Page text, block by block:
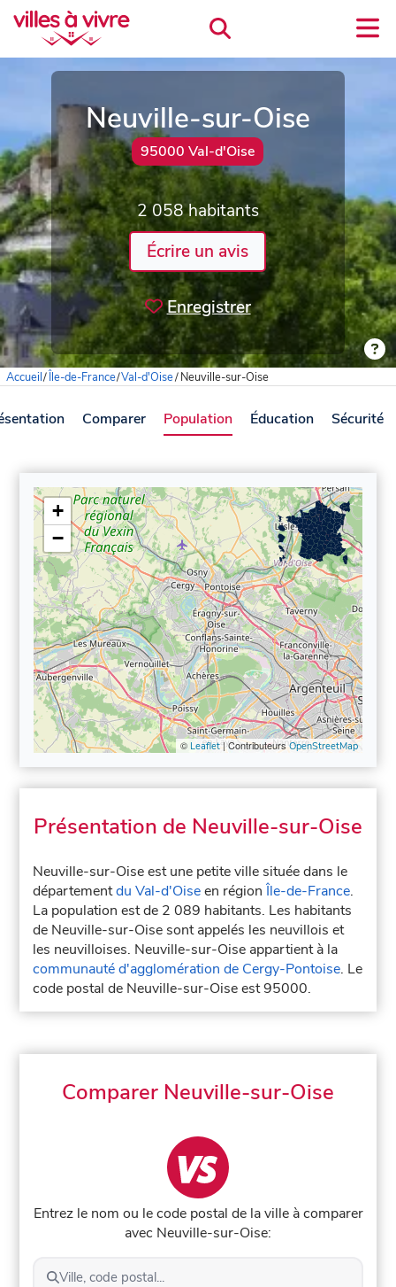
Neuville-sur-Oise
95000 Val-d'Oise
2 058 habitants
Écrire un avis
Enregistrer
Accueil/Île-de-France/Val-d'Oise/Neuville-sur-Oise
Comparer Population Éducation Sécurité
+
−
© Leaflet| ContributeursOpenStreetMap
Présentation de Neuville-sur-Oise
Neuville-sur-Oise est une petite ville située dans le
départementdu Val-d'Oiseen régionÎle-de-France.
La population est de 2 089 habitants. Les habitants
de Neuville-sur-Oise sont appelés les neuvillois et
les neuvilloises. Neuville-sur-Oise appartient à la
communauté d'agglomération de Cergy-Pontoise. Le
code postal de Neuville-sur-Oise est 95000.
Comparer Neuville-sur-Oise
Entrez le nom ou le code postal de la ville à comparer
avec Neuville-sur-Oise:
Ville, code postal...